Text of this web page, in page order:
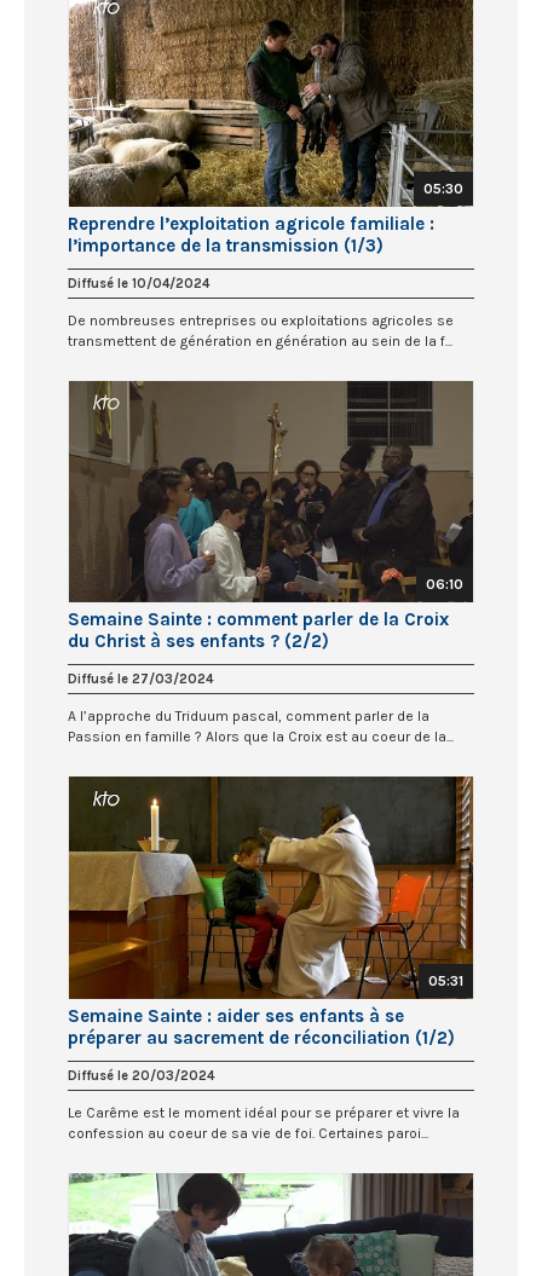
05:30
Reprendre l’exploitation agricole familiale :
l’importance de la transmission (1/3)
Diffusé le 10/04/2024
De nombreuses entreprises ou exploitations agricoles se
transmettent de génération en génération au sein de la f...
06:10
Semaine Sainte : comment parler de la Croix
du Christ à ses enfants ? (2/2)
Diffusé le 27/03/2024
A l’approche du Triduum pascal, comment parler de la
Passion en famille ? Alors que la Croix est au coeur de la...
05:31
Semaine Sainte : aider ses enfants à se
préparer au sacrement de réconciliation (1/2)
Diffusé le 20/03/2024
Le Carême est le moment idéal pour se préparer et vivre la
confession au coeur de sa vie de foi. Certaines paroi...